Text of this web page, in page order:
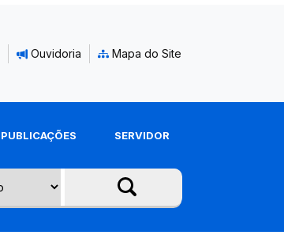
Ouvidoria Mapa do Site
PUBLICAÇÕES SERVIDOR